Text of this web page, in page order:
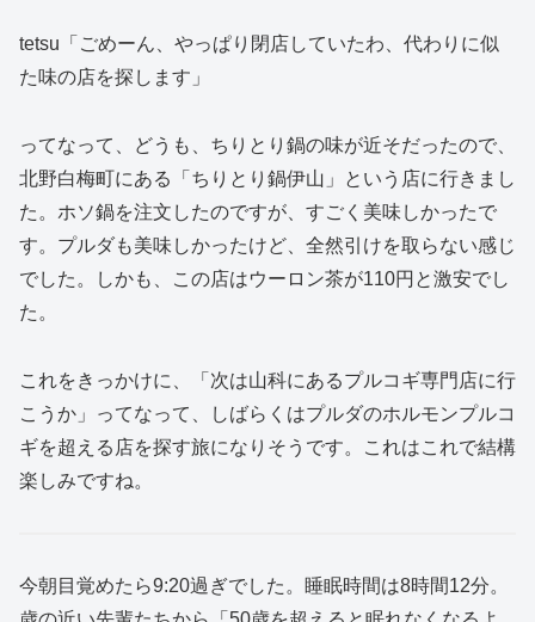
tetsu「ごめーん、やっぱり閉店していたわ、代わりに似
た味の店を探します」
ってなって、どうも、ちりとり鍋の味が近そだったので、
北野白梅町にある「ちりとり鍋伊山」という店に行きまし
た。ホソ鍋を注文したのですが、すごく美味しかったで
す。プルダも美味しかったけど、全然引けを取らない感じ
でした。しかも、この店はウーロン茶が110円と激安でし
た。
これをきっかけに、「次は山科にあるプルコギ専門店に行
こうか」ってなって、しばらくはプルダのホルモンプルコ
ギを超える店を探す旅になりそうです。これはこれで結構
楽しみですね。
今朝目覚めたら9:20過ぎでした。睡眠時間は8時間12分。